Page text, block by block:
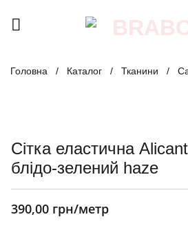
Головна / Каталог / Тканини /
Сітка еластична
блідо-зелений haze
390,00 грн/метр